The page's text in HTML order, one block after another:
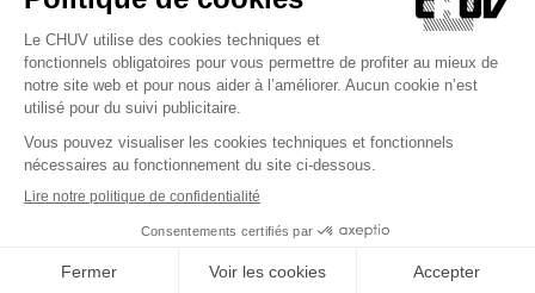
(opens in a new window)
(opens in a new window)
Last updated on 16/03/2026 at 11:01